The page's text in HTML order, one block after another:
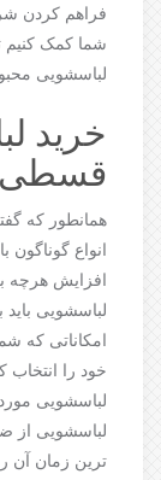
فراهم کردن
شما کمک کنیم
لباسشویی
خرید
قسطی
همانطور که
انواع گوناگون
افزایش هرچه
لباسشویی باید
امکاناتی که
خود را انتخاب
لباسشویی
لباسشویی از
ترین زمان آن